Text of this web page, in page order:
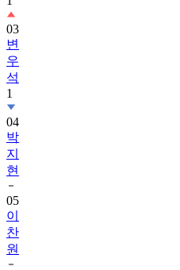
03
변
우
석
1
04
박
지
현
05
이
찬
원